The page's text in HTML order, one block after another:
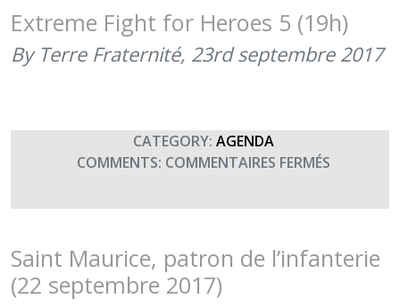
Extreme Fight for Heroes 5 (19h)
By Terre Fraternité, 23rd septembre 2017
CATEGORY: AGENDA
COMMENTS: COMMENTAIRES FERMÉS
FIGHT
HEROES
5
Saint Maurice, patron de l’infanterie
(22 septembre 2017)